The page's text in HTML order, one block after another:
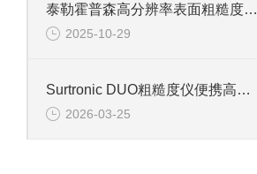
泰勒霍普森高分辨率表面粗糙度与轮廓测量系统信息
2025-10-29
Surtronic DUO粗糙度仪便携高效测量信息
2026-03-25